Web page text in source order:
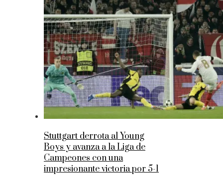
Stuttgart derrota al Young
Boys y avanza a la Liga de
Campeones con una
impresionante victoria por 5-1